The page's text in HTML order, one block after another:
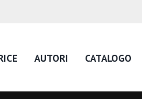
AUTORI CATALOGO